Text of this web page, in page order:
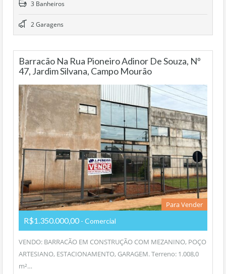
3 Banheiros
2 Garagens
Barracão Na Rua Pioneiro Adinor De Souza, Nº
47, Jardim Silvana, Campo Mourão
Para Vender
R$1.350.000,00 - Comercial
VENDO: BARRACÃO EM CONSTRUÇÃO COM MEZANINO, POÇO
ARTESIANO, ESTACIONAMENTO, GARAGEM. Terreno: 1.008,0
m²…